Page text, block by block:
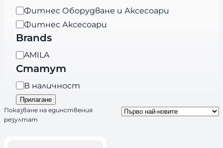
К
а
т
г
о
р
и
я
Фитнес Оборудване и Аксесоари
Фитнес Аксесоари
Brands
B
r
a
n
d
s
AMILA
Статут
Н
а
л
и
В наличност
Прилагане
Показване на единствения
резултат